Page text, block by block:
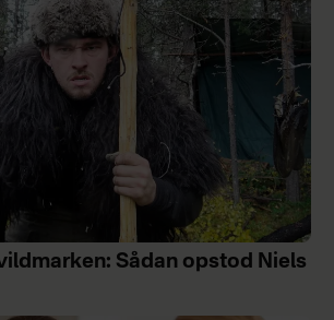
Sådan opstod Niels